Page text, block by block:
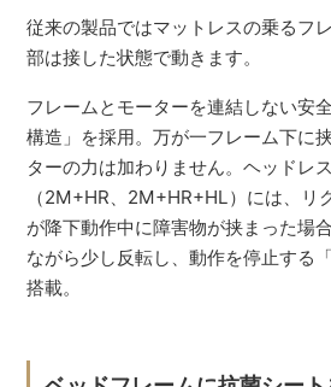
従来の製品ではマットレスの乗るフ
部は接した状態で動きます。
フレームとモーターを連結しない安
構造」を採用。万が一フレーム下に
ターの力は加わりません。ヘッドレ
（2M+HR、2M+HR+HL）には、リ
が降下動作中に障害物が挟まった場
ながら少し反転し、動作を停止する
搭載。